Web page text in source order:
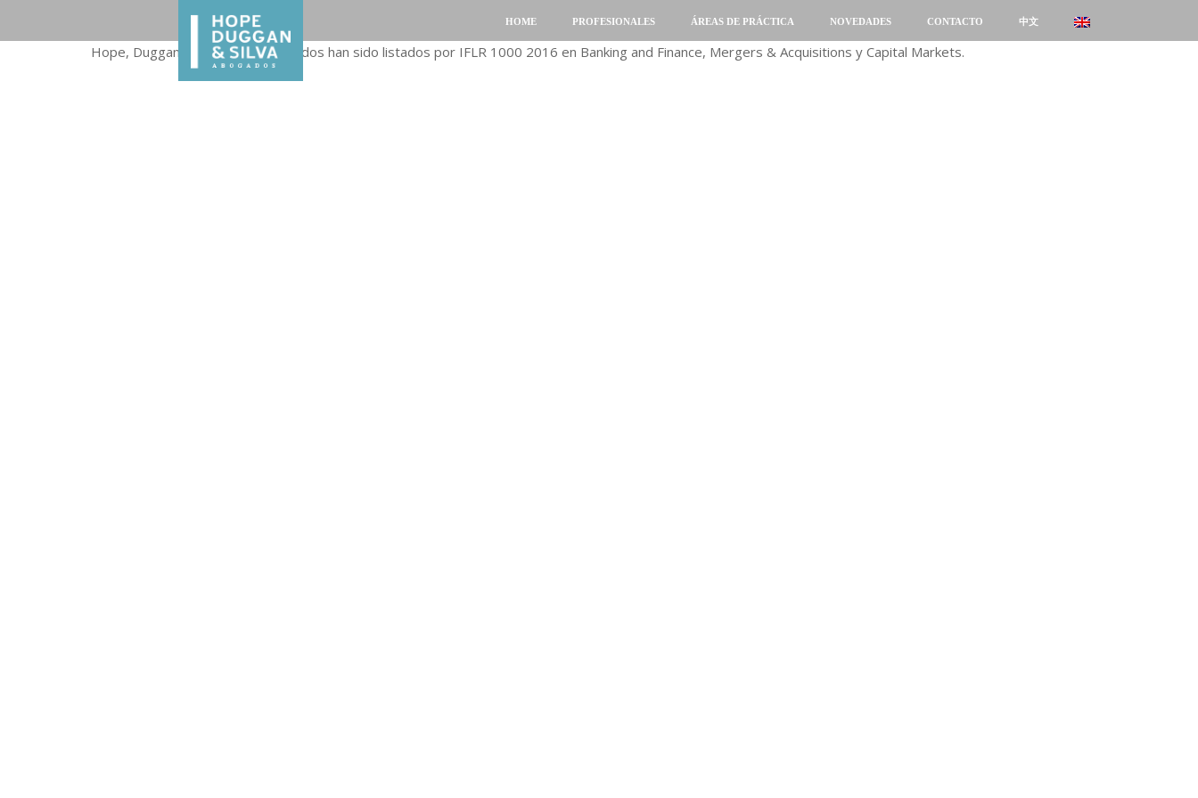
HOME PROFESIONALES ÁREAS DE PRÁCTICA NOVEDADES CONTACTO 中文
Hope, Duggan & Silva y sus abogados han sido listados por IFLR 1000 2016 en Banking and Finance, Mergers & Acquisitions y Capital Markets.